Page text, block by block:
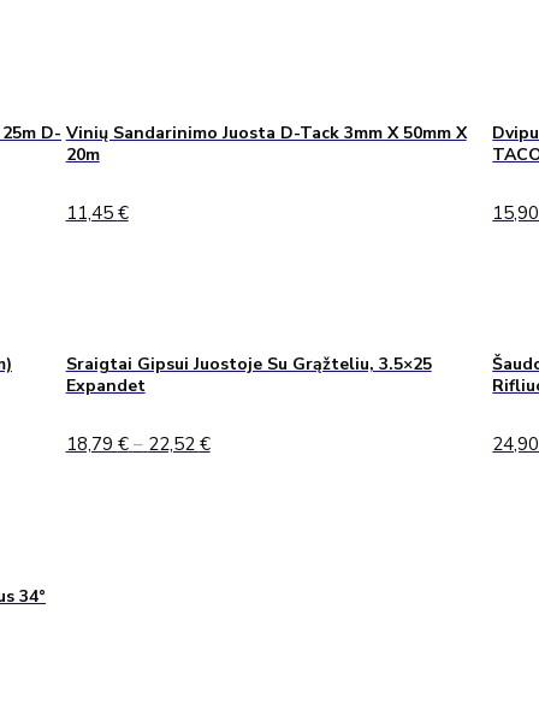
D- Vinių Sandarinimo Juosta D-Tack 3mm X 50mm X
20m
11,45 €
Sraigtai Gipsui Juostoje Su Grąžteliu, 3.5×25
Expandet
18,79 € – 22,52 €Price
34°